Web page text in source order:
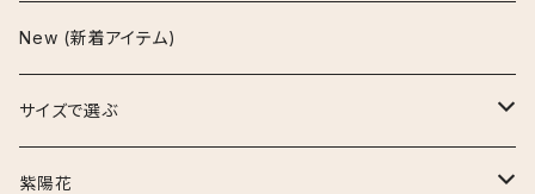
ビューティー
マリア
アスプレニウム
パーバティ
アロカシア
ナイロビナイツ
アンスリウム
鉢
陶器鉢
セメント鉢
インテリア雑貨
お手入れ用品
New (新着アイテム)
サイズで選ぶ
~30cm
紫陽花